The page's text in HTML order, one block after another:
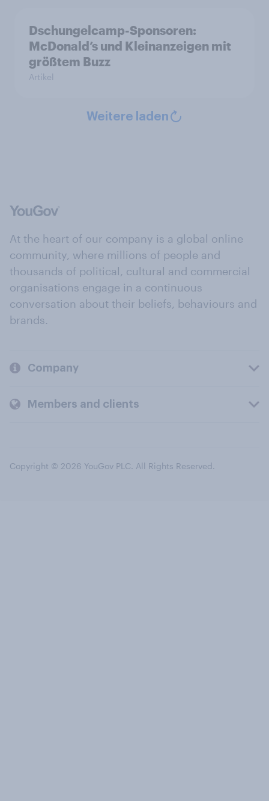
Dschungelcamp-Sponsoren:
McDonald’s und Kleinanzeigen mit
größtem Buzz
Artikel
Weitere laden
At the heart of our company is a global online
community, where millions of people and
thousands of political, cultural and commercial
organisations engage in a continuous
conversation about their beliefs, behaviours and
brands.
Company
Members and clients
Copyright © 2026 YouGov PLC. All Rights Reserved.